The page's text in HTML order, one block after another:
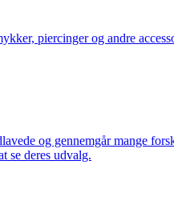
piercinger og andre
og gennemgår mange
se deres udvalg.